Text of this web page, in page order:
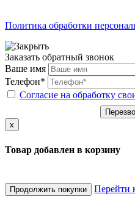
Политика обработки
Заказать обратный звонок
Ваше имя
Телефон*
Согласие на обработку
x
Товар добавлен в корзину
Продолжить покупки
Перейти